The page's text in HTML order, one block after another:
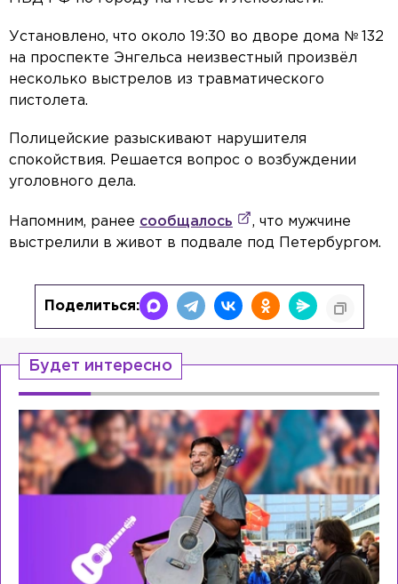
Установлено, что около 19:30 во дворе дома № 132
на проспекте Энгельса неизвестный произвёл
несколько выстрелов из травматического
пистолета.
Полицейские разыскивают нарушителя
спокойствия. Решается вопрос о возбуждении
уголовного дела.
Напомним, ранее сообщалось
, что мужчине
выстрелили в живот в подвале под Петербургом.
Поделиться:
Будет интересно